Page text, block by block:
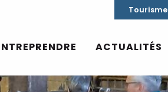
Tourisme
ACTUALITÉS